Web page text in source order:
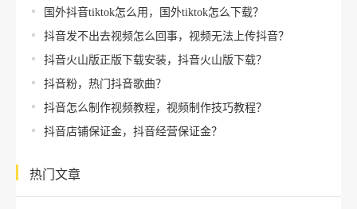
国外抖音tiktok怎么用，国外tiktok怎么下载？
抖音发不出去视频怎么回事，视频无法上传抖音？
抖音火山版正版下载安装，抖音火山版下载？
抖音粉，热门抖音歌曲？
抖音怎么制作视频教程，视频制作技巧教程？
抖音店铺保证金，抖音经营保证金？
热门文章